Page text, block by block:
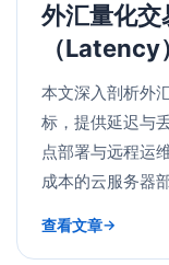
外汇量化交
（
本文深入剖析外
标，提供延迟与
点部署与远程运
成本的云服务器
查看文章